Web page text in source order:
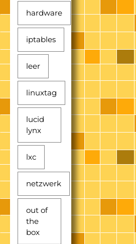
hardware
iptables
leer
linuxtag
lucid
lynx
lxc
netzwerk
out of
the
box